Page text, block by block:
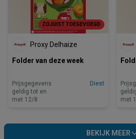
ZOJUIST TOEGEVOEGD
Proxy Delhaize
Folder van deze week
Prijsgegevens
geldig tot en
met 12/8
Diest
met
BEKIJK MEER